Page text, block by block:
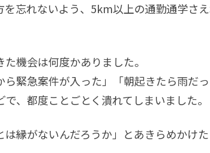
忘れないよう、5km以上の通勤通学さえ
機会は何度かありました。
緊急案件が入った」「朝起きたら雨だ
、都度ことごとく潰れてしまいました。
縁がないんだろうか」とあきらめかけ